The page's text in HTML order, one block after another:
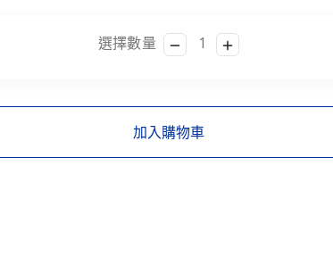
選擇數量
加入購物車